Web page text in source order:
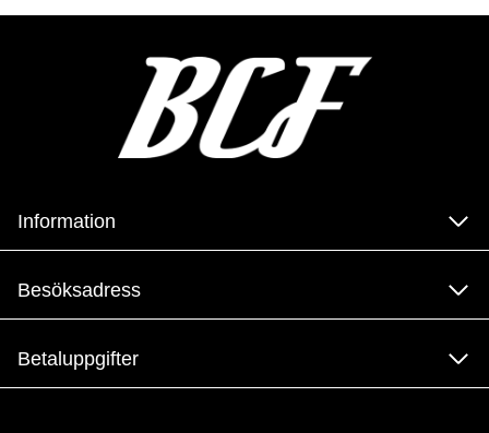
Information
Besöksadress
Betaluppgifter